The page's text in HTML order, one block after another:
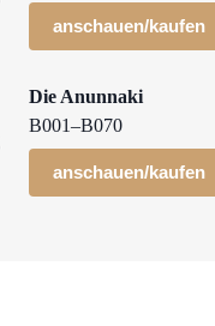
anschauen/kaufen
Die Anunnaki
B001–B070
anschauen/kaufen